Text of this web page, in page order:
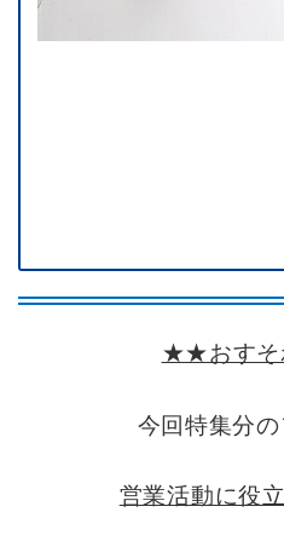
★★おす
今回特集分のフ
営業活動に役